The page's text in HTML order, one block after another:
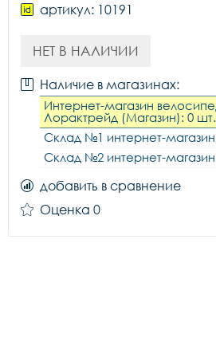
артикул: 10191
НЕТ В НАЛИЧИИ
Наличие в магазинах:
Интернет-магазин
Лорактрейд (Магазин): 0
Склад №1 интернет-
Склад №2 интернет-
добавить в сравнение
Оценка 0